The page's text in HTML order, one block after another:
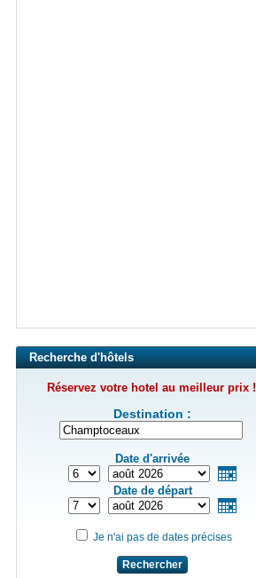
Recherche d'hôtels
Réservez votre hotel au meilleur prix !
Destination :
Date d'arrivée
Date de départ
Je n'ai pas de dates précises
Rechercher